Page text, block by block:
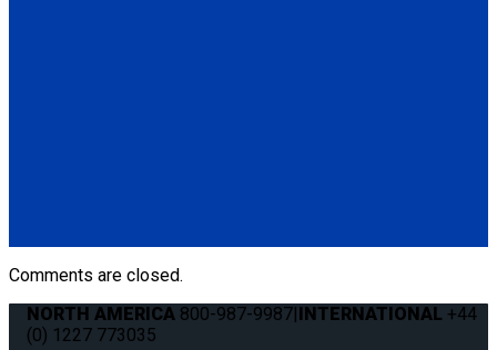
Comments are closed.
NORTH AMERICA 800-987-9987|INTERNATIONAL +44
(0) 1227 773035